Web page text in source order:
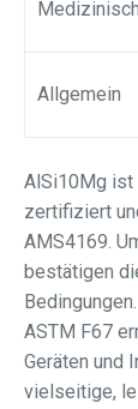
Allgemein
AlSi10Mg ist
zertifiziert
AMS4169.
bestätigen
ASTM F67
Geräten und
vielseitige,